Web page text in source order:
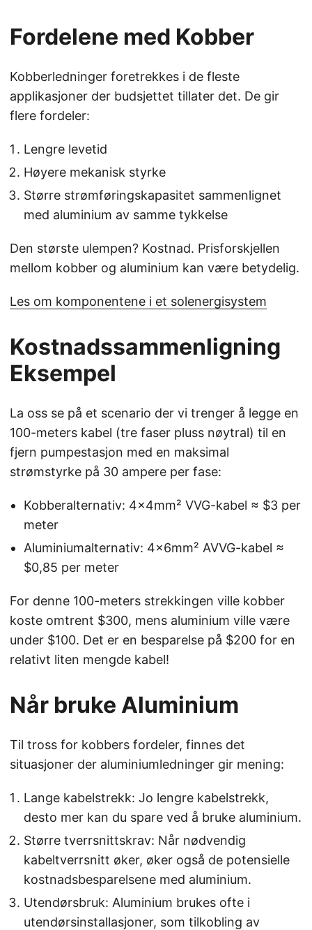
Fordelene med Kobber
Kobberledninger foretrekkes i de fleste
applikasjoner der budsjettet tillater det. De gir
flere fordeler:
Lengre levetid
Høyere mekanisk styrke
Større strømføringskapasitet sammenlignet
med aluminium av samme tykkelse
Den største ulempen? Kostnad. Prisforskjellen
mellom kobber og aluminium kan være betydelig.
Les om komponentene i et solenergisystem
Kostnadssammenligning
Eksempel
La oss se på et scenario der vi trenger å legge en
100-meters kabel (tre faser pluss nøytral) til en
fjern pumpestasjon med en maksimal
strømstyrke på 30 ampere per fase:
Kobberalternativ: 4x4mm² VVG-kabel ≈ $3 per
meter
Aluminiumalternativ: 4x6mm² AVVG-kabel ≈
$0,85 per meter
For denne 100-meters strekkingen ville kobber
koste omtrent $300, mens aluminium ville være
under $100. Det er en besparelse på $200 for en
relativt liten mengde kabel!
Når bruke Aluminium
Til tross for kobbers fordeler, finnes det
situasjoner der aluminiumledninger gir mening:
Lange kabelstrekk: Jo lengre kabelstrekk,
desto mer kan du spare ved å bruke aluminium.
Større tverrsnittskrav: Når nødvendig
kabeltverrsnitt øker, øker også de potensielle
kostnadsbesparelsene med aluminium.
Utendørsbruk: Aluminium brukes ofte i
utendørsinstallasjoner, som tilkobling av